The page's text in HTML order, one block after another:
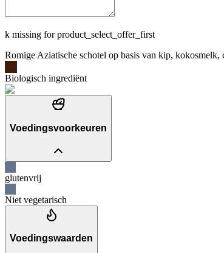
k missing for product_select_offer_first
Romige Aziatische schotel op basis van kip, kokosmelk,
Biologisch ingrediënt
Voedingsvoorkeuren
glutenvrij
Niet vegetarisch
Voedingswaarden